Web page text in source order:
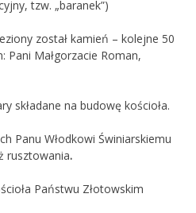
tzw. „baranek”)
został kamień – kolejne 50
Małgorzacie Roman,
składane na budowę kościoła.
Panu Włodkowi Świniarskiemu
rusztowania.
Państwu Złotowskim